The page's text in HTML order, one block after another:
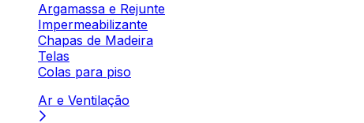
Argamassa e Rejunte
Impermeabilizante
Chapas de Madeira
Telas
Colas para piso
Ar e Ventilação